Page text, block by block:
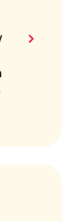
Saber